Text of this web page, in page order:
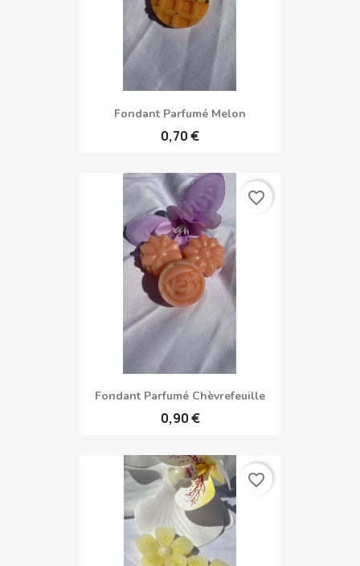
Fondant Parfumé Melon
0,70 €
Fondant Parfumé Chèvrefeuille
0,90 €
favorite_border
favorite_border